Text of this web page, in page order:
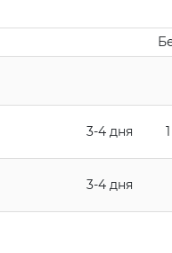
3-4 дня
3-4 дня